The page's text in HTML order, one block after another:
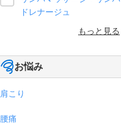
ドレナージュ
もっと見る
お悩み
肩こり
腰痛